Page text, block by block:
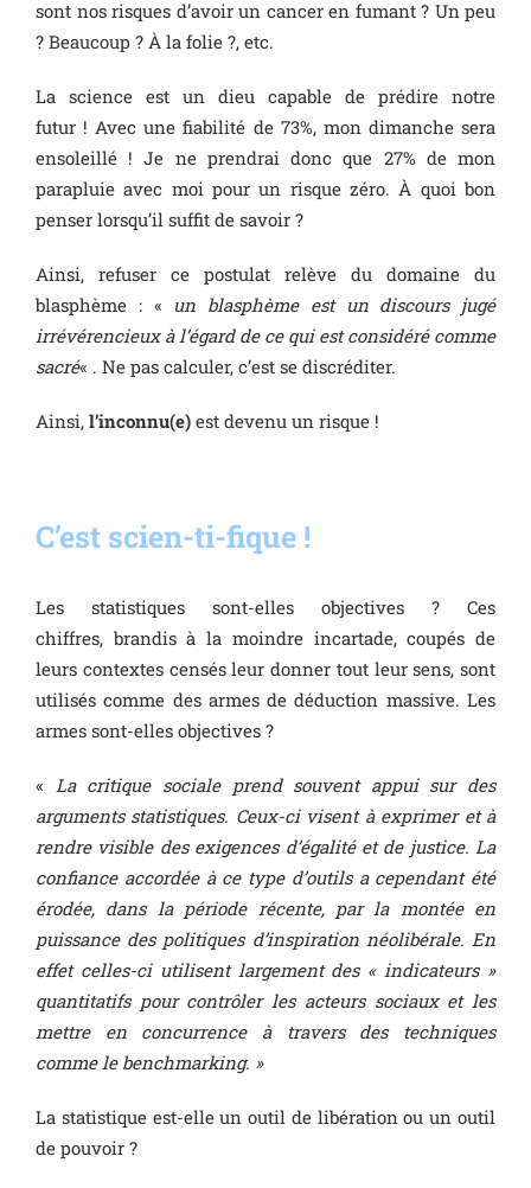
sont nos risques d’avoir un cancer en fumant ? Un peu
? Beaucoup ? À la folie ?, etc.
La science est un dieu capable de prédire notre
futur ! Avec une fiabilité de 73%, mon dimanche sera
ensoleillé ! Je ne prendrai donc que 27% de mon
parapluie avec moi pour un risque zéro. À quoi bon
penser lorsqu’il suffit de savoir ?
Ainsi, refuser ce postulat relève du domaine du
blasphème : « un blasphème est un discours jugé
irrévérencieux à l’égard de ce qui est considéré comme
sacré« . Ne pas calculer, c’est se discréditer.
Ainsi, l’inconnu(e) est devenu un risque !
C’est scien-ti-fique !
Les statistiques sont-elles objectives ? Ces
chiffres, brandis à la moindre incartade, coupés de
leurs contextes censés leur donner tout leur sens, sont
utilisés comme des armes de déduction massive. Les
armes sont-elles objectives ?
«
La critique sociale prend souvent appui sur des
arguments statistiques. Ceux-ci visent à exprimer et à
rendre visible des exigences d’égalité et de justice. La
confiance accordée à ce type d’outils a cependant été
érodée, dans la période récente, par la montée en
puissance des politiques d’inspiration néolibérale. En
effet celles-ci utilisent largement des « indicateurs »
quantitatifs pour contrôler les acteurs sociaux et les
mettre en concurrence à travers des techniques
comme le benchmarking. »
La statistique est-elle un outil de libération ou un outil
de pouvoir ?